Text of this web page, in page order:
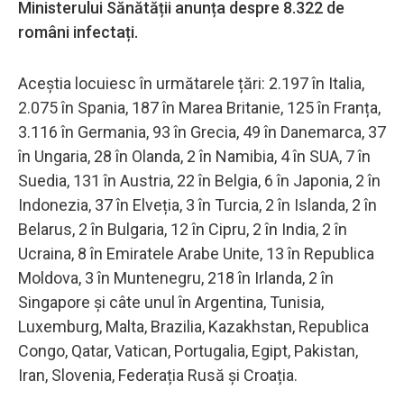
Ministerului Sănătății anunța despre 8.322 de
români infectați.
Aceștia locuiesc în următarele țări: 2.197 în Italia,
2.075 în Spania, 187 în Marea Britanie, 125 în Franța,
3.116 în Germania, 93 în Grecia, 49 în Danemarca, 37
în Ungaria, 28 în Olanda, 2 în Namibia, 4 în SUA, 7 în
Suedia, 131 în Austria, 22 în Belgia, 6 în Japonia, 2 în
Indonezia, 37 în Elveția, 3 în Turcia, 2 în Islanda, 2 în
Belarus, 2 în Bulgaria, 12 în Cipru, 2 în India, 2 în
Ucraina, 8 în Emiratele Arabe Unite, 13 în Republica
Moldova, 3 în Muntenegru, 218 în Irlanda, 2 în
Singapore și câte unul în Argentina, Tunisia,
Luxemburg, Malta, Brazilia, Kazakhstan, Republica
Congo, Qatar, Vatican, Portugalia, Egipt, Pakistan,
Iran, Slovenia, Federația Rusă și Croația.